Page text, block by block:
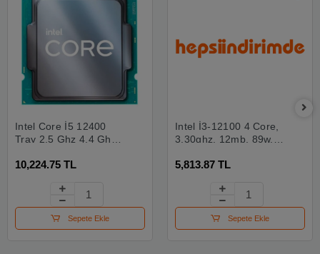
Intel Core İ5 12400
Tray 2.5 Ghz 4.4 Ghz
Fansız Kutusuz
10,224.75 TL
Sepete Ekle
Intel İ3-12100 4 Core,
3.30ghz, 12mb, 89w,
Tray, (dahili Grafik Var,
5,813.87 TL
Sepete Ekle